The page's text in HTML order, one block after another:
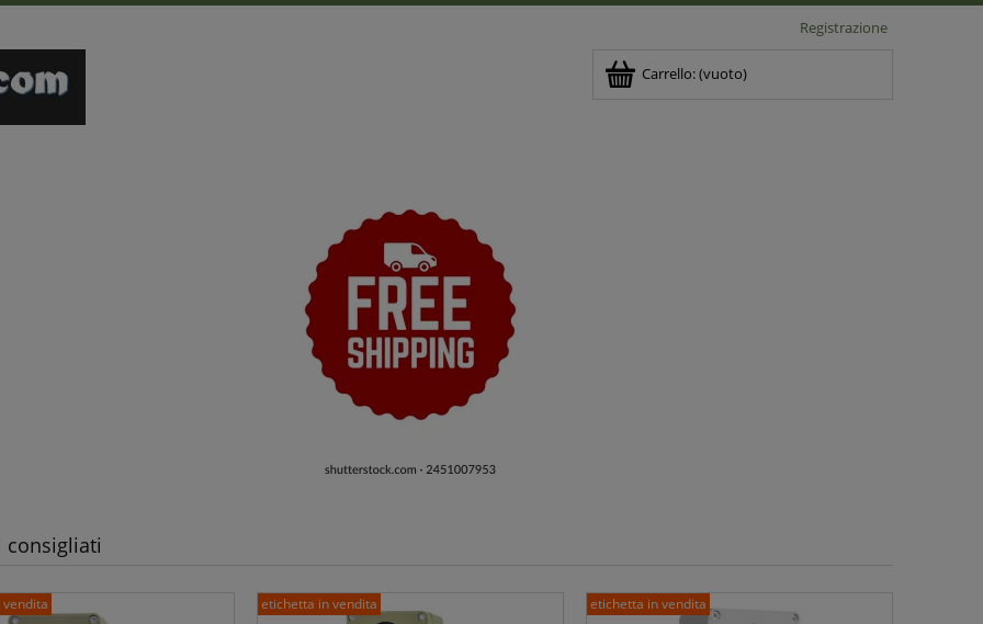
Registrazione
Carrello:(vuoto)
consigliati
etichetta in vendita etichetta in vendita